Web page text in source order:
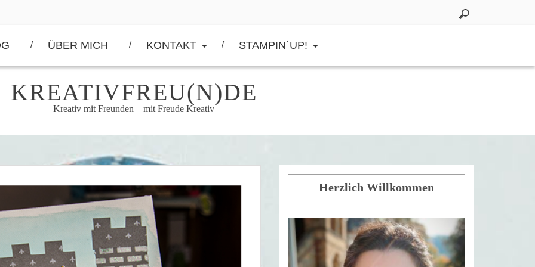
ÜBER MICH KONTAKT STAMPIN´UP!
KREATIVFREU(N)DE
Kreativ mit Freunden – mit Freude Kreativ
Herzlich Willkommen